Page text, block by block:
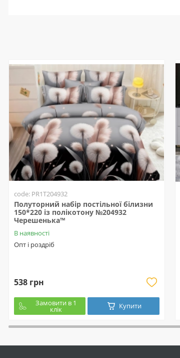
code: PR1T204932
Полуторний набір постільної білизни
150*220 із полікотону №204932
Черешенька™
В наявності
Опт і роздріб
538 грн
Замовити в 1
клік Купити